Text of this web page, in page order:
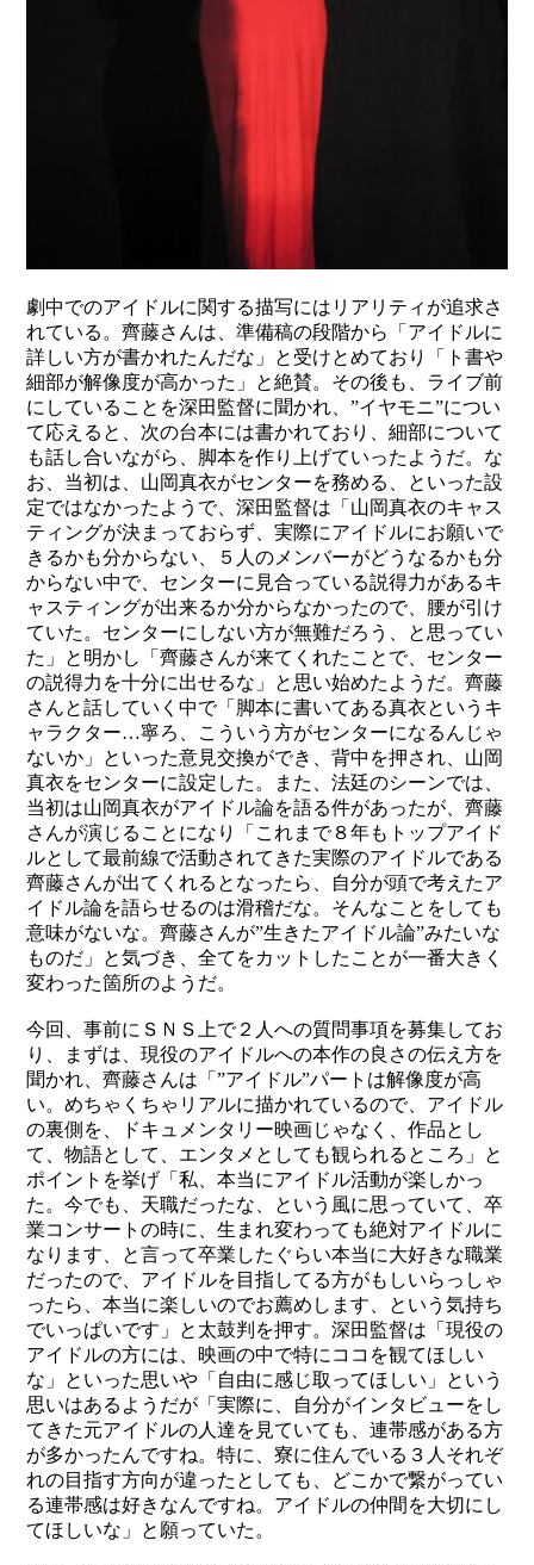
劇中でのアイドルに関する描写にはリアリティが追求さ
れている。齊藤さんは、準備稿の段階から「アイドルに
詳しい方が書かれたんだな」と受けとめており「ト書や
細部が解像度が高かった」と絶賛。その後も、ライブ前
にしていることを深田監督に聞かれ、”イヤモニ”につい
て応えると、次の台本には書かれており、細部について
も話し合いながら、脚本を作り上げていったようだ。な
お、当初は、山岡真衣がセンターを務める、といった設
定ではなかったようで、深田監督は「山岡真衣のキャス
ティングが決まっておらず、実際にアイドルにお願いで
きるかも分からない、５人のメンバーがどうなるかも分
からない中で、センターに見合っている説得力があるキ
ャスティングが出来るか分からなかったので、腰が引け
ていた。センターにしない方が無難だろう、と思ってい
た」と明かし「齊藤さんが来てくれたことで、センター
の説得力を十分に出せるな」と思い始めたようだ。齊藤
さんと話していく中で「脚本に書いてある真衣というキ
ャラクター…寧ろ、こういう方がセンターになるんじゃ
ないか」といった意見交換ができ、背中を押され、山岡
真衣をセンターに設定した。また、法廷のシーンでは、
当初は山岡真衣がアイドル論を語る件があったが、齊藤
さんが演じることになり「これまで８年もトップアイド
ルとして最前線で活動されてきた実際のアイドルである
齊藤さんが出てくれるとなったら、自分が頭で考えたア
イドル論を語らせるのは滑稽だな。そんなことをしても
意味がないな。齊藤さんが”生きたアイドル論”みたいな
ものだ」と気づき、全てをカットしたことが一番大きく
変わった箇所のようだ。
今回、事前にＳＮＳ上で２人への質問事項を募集してお
り、まずは、現役のアイドルへの本作の良さの伝え方を
聞かれ、齊藤さんは「”アイ ド ル”パー ト は解像度が高
い。めちゃくちゃリアルに描かれているので、アイドル
の裏側を、ドキュメンタリー映画じゃなく、作品とし
て、物語として、エンタメとしても観られるところ」と
ポイントを挙げ「私、本当にアイドル活動が楽しかっ
た。今でも、天職だったな、という風に思っていて、卒
業コンサートの時に、生まれ変わっても絶対アイドルに
なります、と言って卒業したぐらい本当に大好きな職業
だったので、アイドルを目指してる方がもしいらっしゃ
ったら、本当に楽しいのでお薦めします、という気持ち
でいっぱいです」と太鼓判を押す。深田監督は「現役の
アイドルの方には、映画の中で特にココを観てほしい
な」といった思いや「自由に感じ取ってほしい」という
思いはあるようだが「実際に、自分がインタビューをし
てきた元アイドルの人達を見ていても、連帯感がある方
が多かったんですね。特に、寮に住んでいる３人それぞ
れの目指す方向が違ったとしても、どこかで繋がってい
る連帯感は好きなんですね。 アイ ド ルの仲間 を大切に し
てほ しいな」と願っていた。